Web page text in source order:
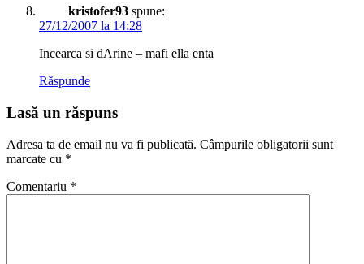
kristofer93 spune:
27/12/2007 la 14:28
Incearca si dArine – mafi ella enta
Răspunde
Lasă un răspuns
Adresa ta de email nu va fi publicată. Câmpurile obligatorii sunt
marcate cu *
Comentariu *